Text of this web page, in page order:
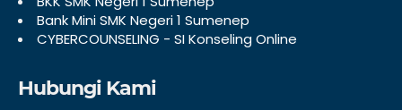
Bank Mini SMK Negeri 1 Sumenep
CYBERCOUNSELING - SI Konseling Online
Hubungi Kami